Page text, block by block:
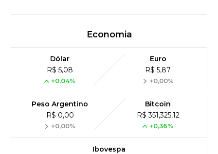
Economia
Dólar
R$ 5,08
+0,04%
Euro
R$ 5,87
+0,00%
Peso Argentino
R$ 0,00
+0,00%
Bitcoin
R$ 351,325,12
+0,36%
Ibovespa